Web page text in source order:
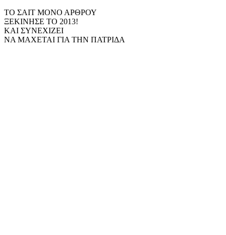
ΤΟ ΣΑΙΤ ΜΟΝΟ ΑΡΘΡΟΥ
ΞΕΚΙΝΗΣΕ ΤΟ 2013!
ΚΑΙ ΣΥΝΕΧΙΖΕΙ
ΝΑ ΜΑΧΕΤΑΙ ΓΙΑ ΤΗΝ ΠΑΤΡΙΔΑ